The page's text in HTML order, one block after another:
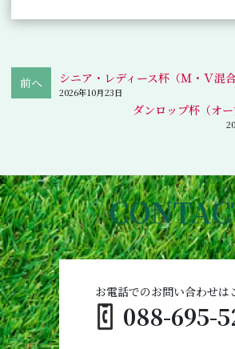
シニア・レディース杯（Ｍ・Ｖ混合
2026年10月23日
ダンロップ杯（オー
088-695-
お電話でのお問い合わせは